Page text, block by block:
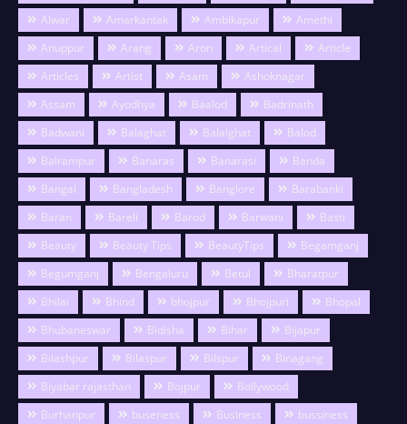
Alwar Amarkantak Ambikapur
Amethi
Anuppur
Arang Aron Artical
Article
Articles
Artist Asam
Ashoknagar
Assam
Ayodhya Baalod
Badrinath
Badwani
Balaghat Balalghat
Balod
Balrampur
Banaras Banarasi
Banda
Bangal
Bangladesh Banglore
Barabanki
Baran
Bareli Barod Barwani
Basti
Beauty
Beauty Tips BeautyTips
Begamganj
Begumganj
Bengaluru Betul
Bharatpur
Bhilai
Bhind bhojpur Bhojpuri
Bhopal
Bhubaneswar
Bidisha Bihar
Bijapur
Bilashpur
Bilaspur Bilspur
Binagang
Biyabar rajasthan
Bojpur
Bollywood
Burhanpur
buseness Business
bussiness